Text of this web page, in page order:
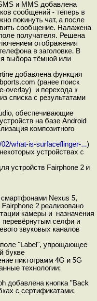
и MMS добавлена
сообщений - теперь в
покинуть чат, а после
сообщение. Налажена
получателя. Решена
отображения
в заголовке. В
выбора тёмной или
добавлена функция
(ранее поиск
overlay) и перехода к
списка с результатами
обеспечивающие
на базе Android
композитного
what-is-surfaceflinger-...)
устройствах с
устройств Fairphone 2 и
Nexus 5,
2 реализовано
камеры и назначения
перевёрнутым селфи и
звуковых каналов
"Label", упрощающее
букве
пиктограмм 4G и 5G
технологии;
добавлена кнопка "Back
с сертификатами;